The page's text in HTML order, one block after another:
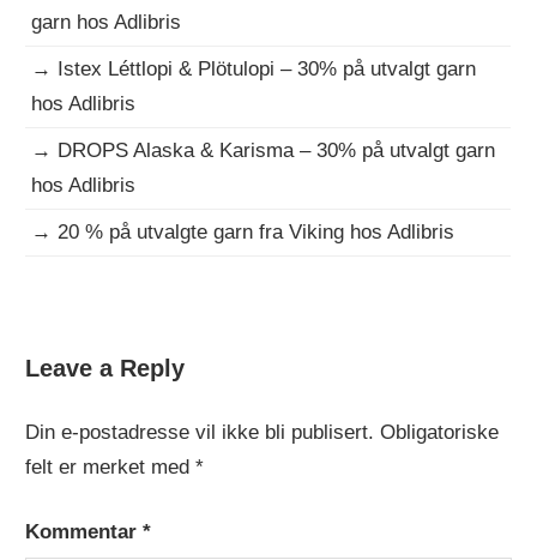
garn hos Adlibris
→ Istex Léttlopi & Plötulopi – 30% på utvalgt garn
hos Adlibris
→ DROPS Alaska & Karisma – 30% på utvalgt garn
hos Adlibris
→20 % på utvalgte garn fra Viking hos Adlibris
GRATISOPPSKRIFT
Leave a Reply
Din e-postadresse vil ikke bli publisert. Obligatoriske
felt er merket med*
Kommentar*